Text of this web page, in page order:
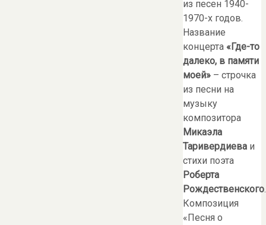
из песен 1940-
1970-х годов.
Название
концерта «Где-то
далеко, в памяти
моей» – строчка
из песни на
музыку
композитора
Микаэла
Таривердиева и
стихи поэта
Роберта
Рождественского.
Композиция
«Песня о